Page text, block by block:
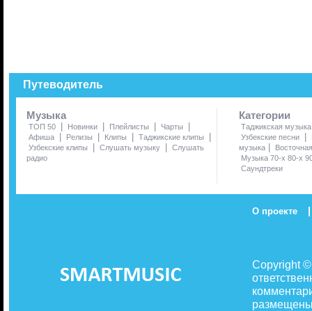
Путеводитель
Музыка
ТОП 50 | Новинки | Плейлисты | Чарты |
Афиша | Релизы | Клипы | Таджикские клипы |
Узбекские клипы | Слушать музыку | Слушать
радио
Категории
Таджикская музыка
Узбекские песни
|
музыка |
Музыка 70-х 80-х
Саундтреки
О проекте |
Copyright
размещены